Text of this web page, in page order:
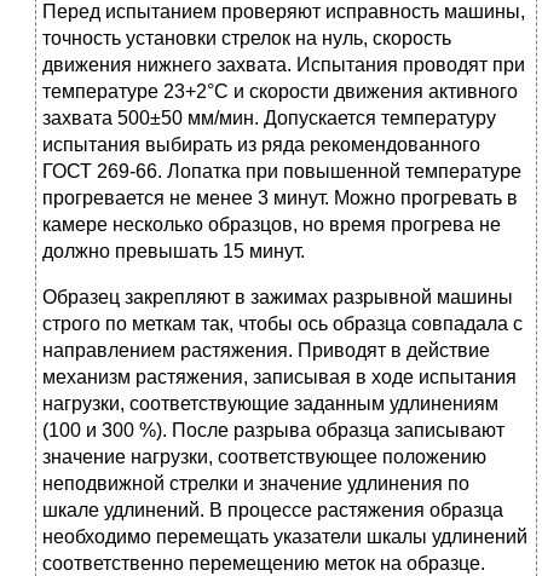
Перед испытанием проверяют исправность машины,
точность установки стрелок на нуль, скорость
движения нижнего захвата. Испытания проводят при
температуре 23+2°С и скорости движения активного
захвата 500±50 мм/мин. Допускается температуру
испытания выбирать из ряда рекомендованного
ГОСТ 269-66. Лопатка при повышенной температуре
прогревается не менее 3 минут. Можно прогревать в
камере несколько образцов, но время прогрева не
должно превышать 15 минут.
Образец закрепляют в зажимах разрывной машины
строго по меткам так, чтобы ось образца совпадала с
направлением растяжения. Приводят в действие
механизм растяжения, записывая в ходе испытания
нагрузки, соответствующие заданным удлинениям
(100 и 300 %). После разрыва образца записывают
значение нагрузки, соответствующее положению
неподвижной стрелки и значение удлинения по
шкале удлинений. В процессе растяжения образца
необходимо перемещать указатели шкалы удлинений
соответственно перемещению меток на образце.